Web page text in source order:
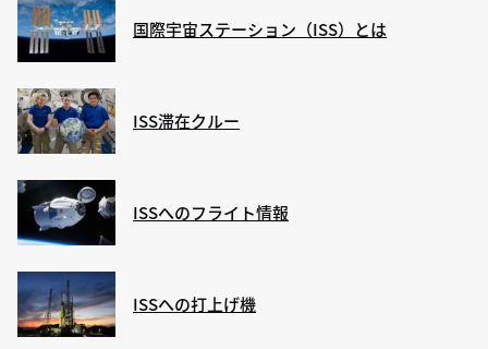
国際宇宙ステーション（ISS）とは
ISS滞在クルー
ISSへのフライト情報
ISSへの打上げ機